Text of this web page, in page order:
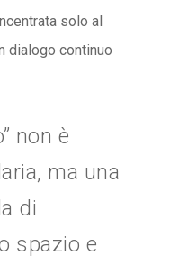
solo al
dialogo continuo
non è
ma una
di
spazio e